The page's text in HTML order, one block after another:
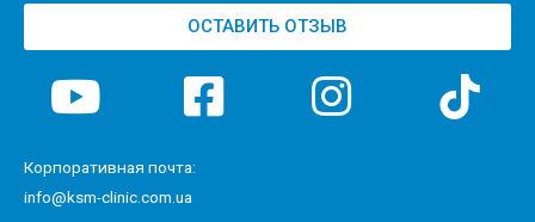
ОСТАВИТЬ ОТЗЫВ
Корпоративная почта:
info@ksm-clinic.com.ua